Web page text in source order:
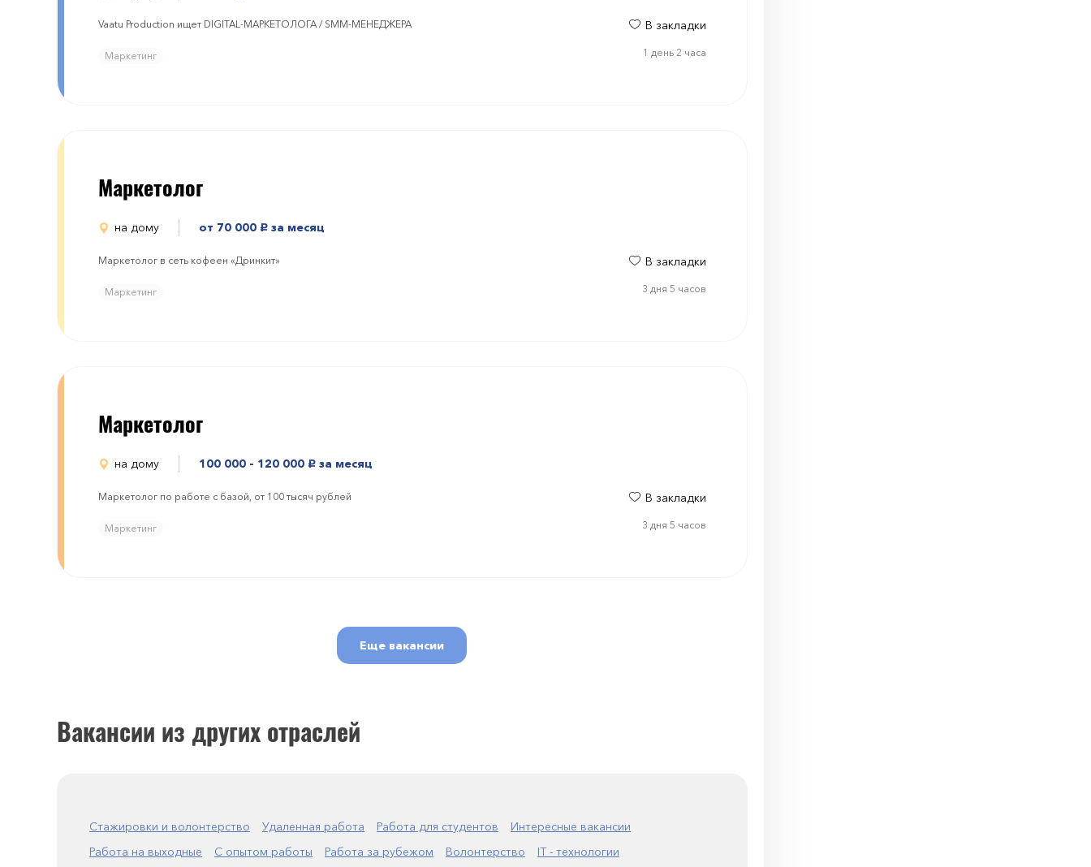
Vaatu Production ищет DIGITAL-МАРКЕТОЛОГА / SMM-МЕНЕДЖЕРА
Маркетинг
В закладки
1 день 2 часа
Маркетолог
на дому от 70 000 руб. за месяц
Маркетолог в сеть кофеен «Дринкит»
Маркетинг
В закладки
3 дня 5 часов
Маркетолог
на дому 100 000 - 120 000 руб. за месяц
Маркетолог по работе с базой, от 100 тысяч рублей
Маркетинг
В закладки
3 дня 5 часов
Еще вакансии
Вакансии из других отраслей
Стажировки и волонтерство Удаленная работа Работа для студентов
Интересные вакансии
Работа на выходные
С опытом работы Работа за рубежом Волонтерство IT - технологии